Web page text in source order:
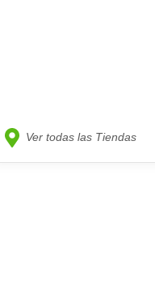
Ver todas las Tiendas